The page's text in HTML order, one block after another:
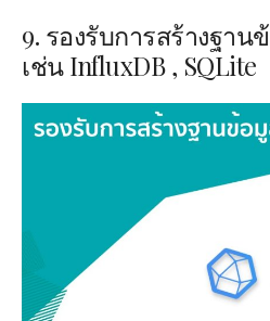
9. รองรับการสร้างฐา
เช่นInfluxDB , SQLite